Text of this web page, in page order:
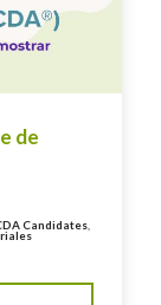
de
Candidates